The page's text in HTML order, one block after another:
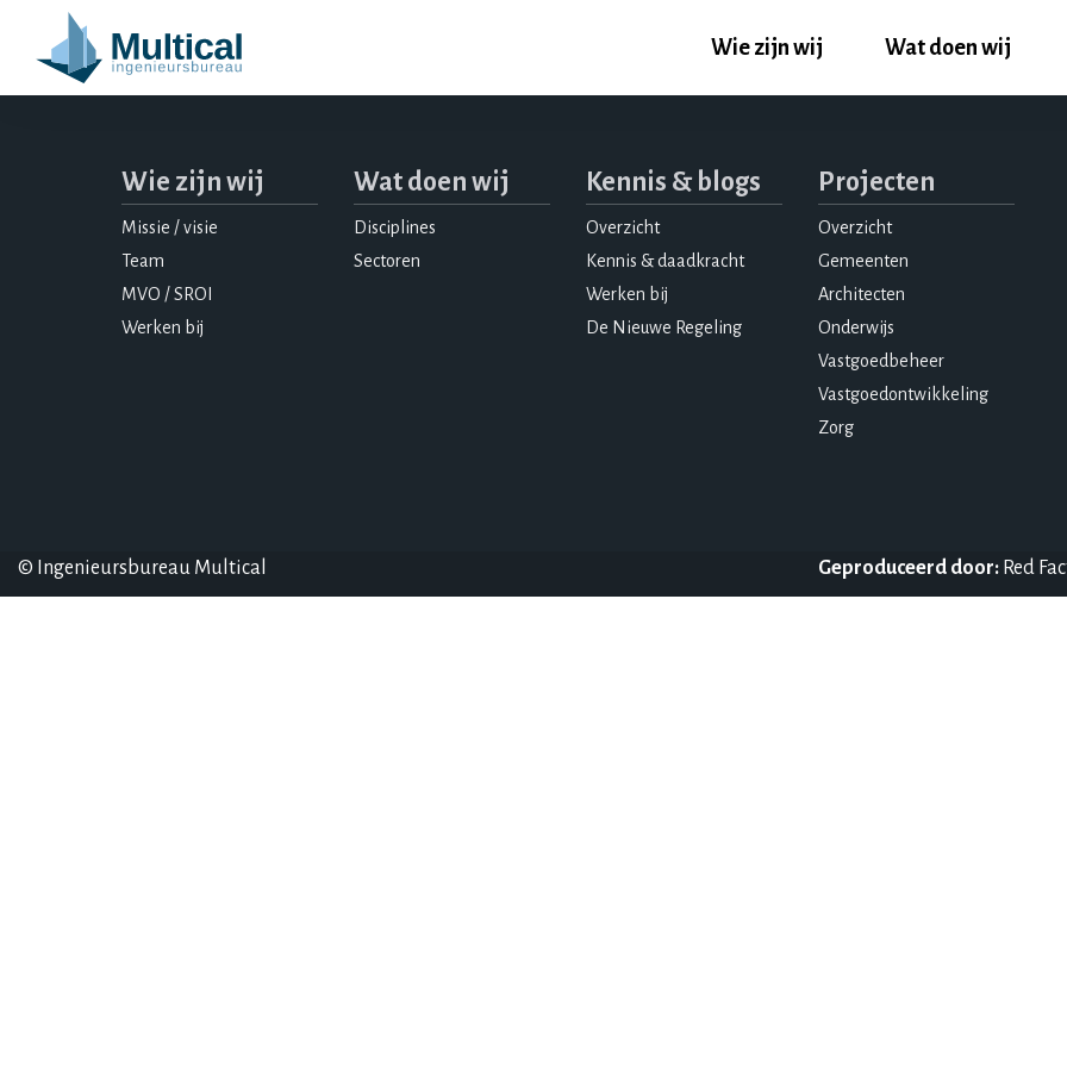
Wie zijn wij Wat doen wij
Wie zijn wij
Missie / visie
Team
MVO / SROI
Werken bij
Wat doen wij
Disciplines
Sectoren
Kennis & blogs
Overzicht
Kennis & daadkracht
Werken bij
De Nieuwe Regeling
Projecten
Overzicht
Gemeenten
Architecten
Onderwijs
Vastgoedbeheer
Vastgoedontwikkeling
Zorg
© Ingenieursbureau Multical Geproduceerd door: Red